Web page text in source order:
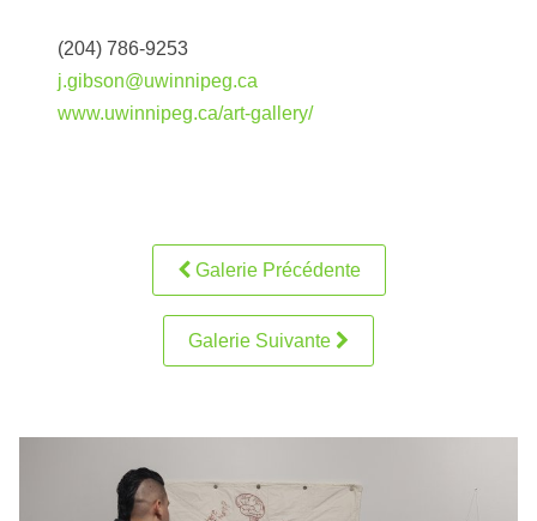
(204) 786-9253
j.gibson@uwinnipeg.ca
www.uwinnipeg.ca/art-gallery/
Galerie Précédente
Galerie Suivante